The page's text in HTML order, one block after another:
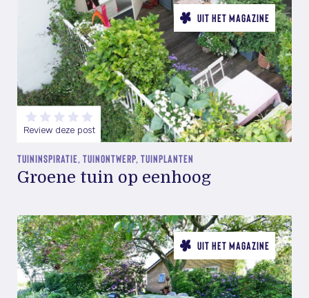
UIT HET MAGAZINE
Review deze post
TUININSPIRATIE, TUINONTWERP, TUINPLANTEN
Groene tuin op eenhoog
UIT HET MAGAZINE